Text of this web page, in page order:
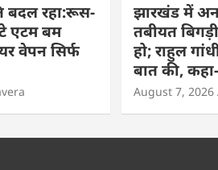
बदल रहा:रूस-
एटम बम
वेपन सिर्फ
झारखंड में
तबीयत
हो; राहुल
बात की,
August 7, 2026